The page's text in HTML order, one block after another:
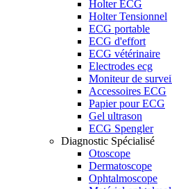
Holter ECG
Holter Tensionnel
ECG portable
ECG d'effort
ECG vétérinaire
Electrodes ecg
Moniteur de
Accessoires ECG
Papier pour ECG
Gel ultrason
ECG Spengler
Diagnostic Spécialisé
Otoscope
Dermatoscope
Ophtalmoscope